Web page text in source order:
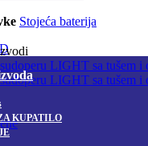
KUPATILO
Stojeća baterija